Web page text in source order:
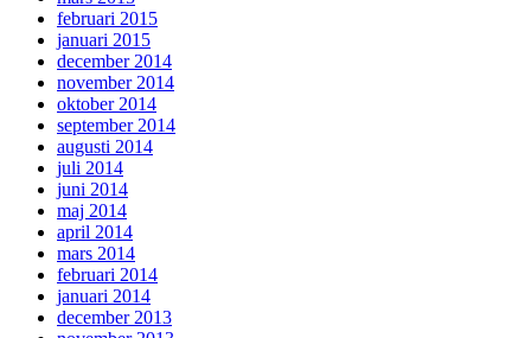
februari 2015
januari 2015
december 2014
november 2014
oktober 2014
september 2014
augusti 2014
juli 2014
juni 2014
maj 2014
april 2014
mars 2014
februari 2014
januari 2014
december 2013